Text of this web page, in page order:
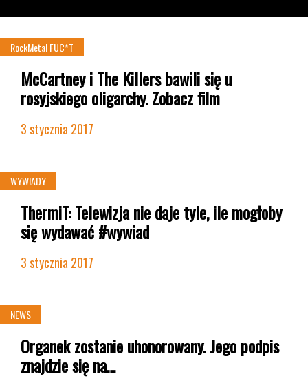
NEWS
RockMetal FUC*T
McCartney i The Killers bawili się u
rosyjskiego oligarchy. Zobacz film
3 stycznia 2017
WYWIADY
ThermiT: Telewizja nie daje tyle, ile mogłoby
się wydawać #wywiad
3 stycznia 2017
NEWS
Organek zostanie uhonorowany. Jego podpis
znajdzie się na…